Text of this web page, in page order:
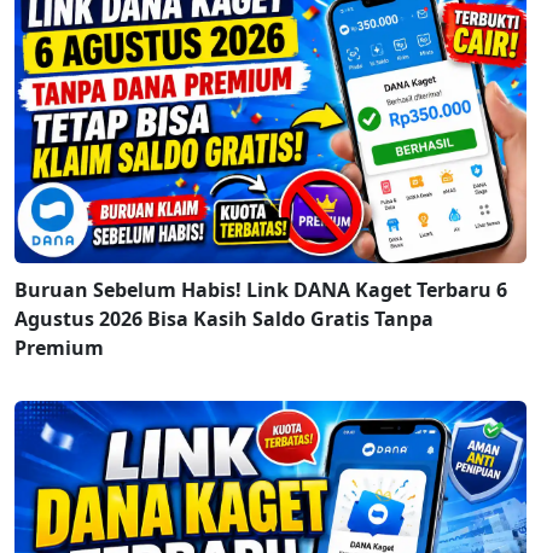
Buruan Sebelum Habis! Link DANA Kaget Terbaru 6
Agustus 2026 Bisa Kasih Saldo Gratis Tanpa
Premium